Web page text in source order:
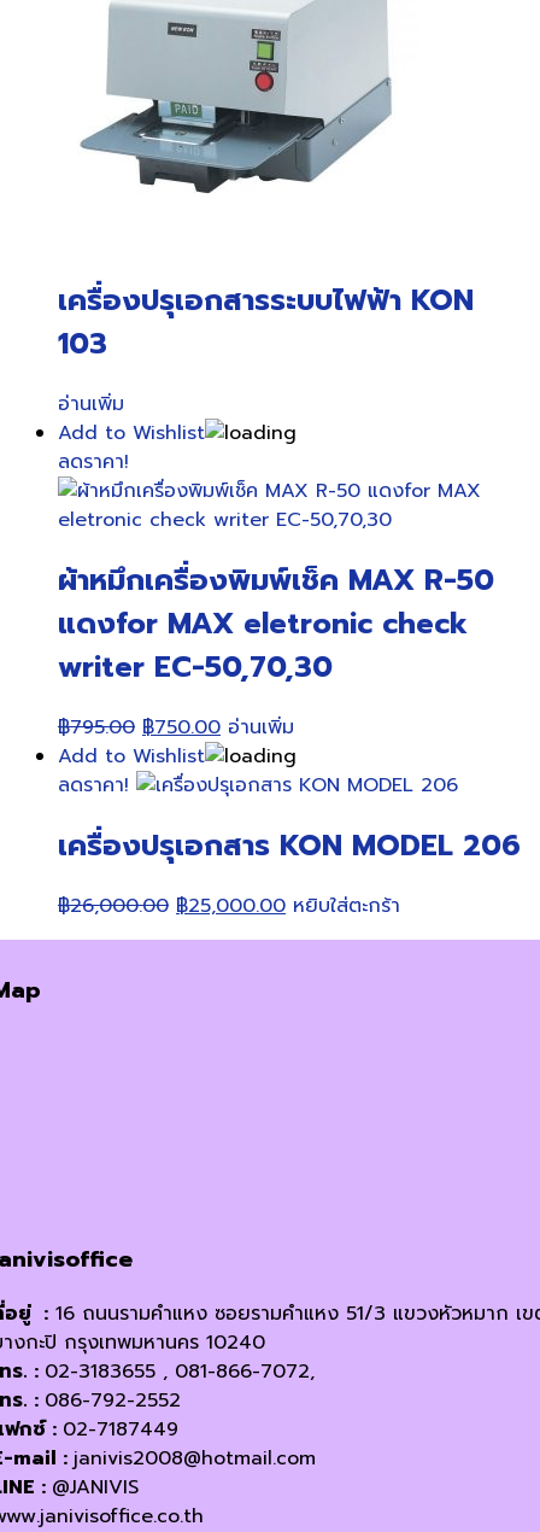
เครื่องปรุเอกสารระบบไฟฟ้า KON
103
อ่านเพิ่ม
Add to Wishlist
ลดราคา!
ผ้าหมึกเครื่องพิมพ์เช็ค MAX R-50
แดงfor MAX eletronic check
writer EC-50,70,30
฿795.00 Original
price
was:
฿750.00Current
price
is:
อ่านเพิ่ม
Add to Wishlist
ลดราคา!
เครื่องปรุเอกสาร KON MODEL 206
฿26,000.00 Original
price
฿25,000.00Current
price
หยิบใส่ตะกร้า
อยู่ : 16 ถนนรามคำแหง ซอยรามคำแหง 51/3 แขวงหัวหมาก เ
งกะปิ กรุงเทพมหานคร 10240
ร. : 02-3183655 , 081-866-7072,
ร. : 086-792-2552
กซ์ : 02-7187449
mail : janivis2008@hotmail.com
: @JANIVIS